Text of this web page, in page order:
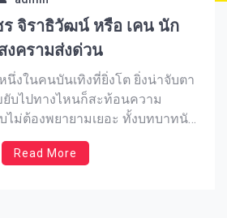
จิราธิวัฒน์ หรือ เคน นัก
งครามส่งด่วน
งในคนบันเทิงที่ยิ่งโต ยิ่งน่าจับตา
ยับไปทางไหนก็สะท้อนความ
ไม่ต้องพยายามเยอะ ทั้งบทบาทนัก
งนักธุรกิจ Pachara Marcel
แรงที่น่าภูมิใจ ยิ่งในซีรีส์ สงคราม
Read More